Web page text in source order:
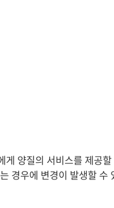
양질의 서비스를 제공
경우에 변경이 발생할 수